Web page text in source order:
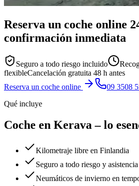
Reserva un coche online
confirmación inmediata
Seguro a todo riesgo incluido
flexibleCancelación gratuita 48 h antes
Reserva un coche online
09 3508
Qué incluye
Coche en Kerava – lo
Kilometraje libre en Finlandia
Seguro a todo riesgo y
Neumáticos de invierno en